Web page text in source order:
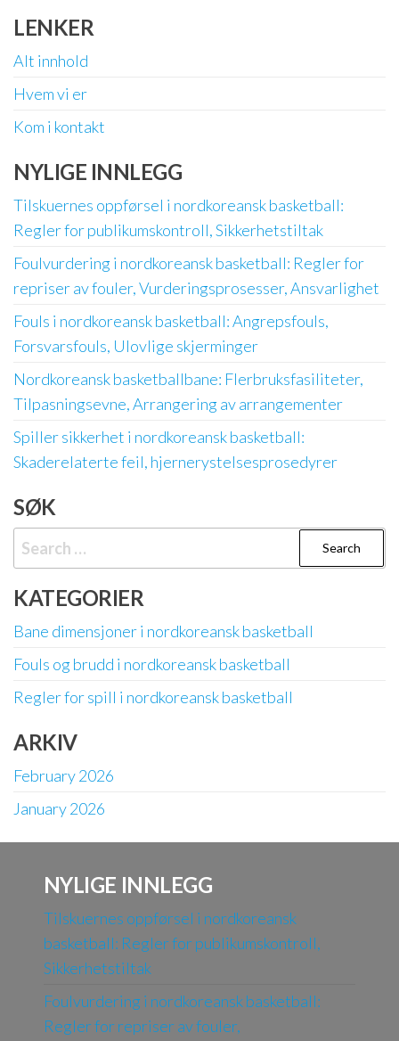
LENKER
Alt innhold
Hvem vi er
Kom i kontakt
NYLIGE INNLEGG
Tilskuernes oppførsel i nordkoreansk basketball:
Regler for publikumskontroll, Sikkerhetstiltak
Foulvurdering i nordkoreansk basketball: Regler for
repriser av fouler, Vurderingsprosesser, Ansvarlighet
Fouls i nordkoreansk basketball: Angrepsfouls,
Forsvarsfouls, Ulovlige skjerminger
Nordkoreansk basketballbane: Flerbruksfasiliteter,
Tilpasningsevne, Arrangering av arrangementer
Spiller sikkerhet i nordkoreansk basketball:
Skaderelaterte feil, hjernerystelsesprosedyrer
SØK
Search
for:
KATEGORIER
Bane dimensjoner i nordkoreansk basketball
Fouls og brudd i nordkoreansk basketball
Regler for spill i nordkoreansk basketball
ARKIV
February 2026
January 2026
NYLIGE INNLEGG
Tilskuernes oppførsel i nordkoreansk
basketball: Regler for publikumskontroll,
Sikkerhetstiltak
Foulvurdering i nordkoreansk basketball:
Regler for repriser av fouler,